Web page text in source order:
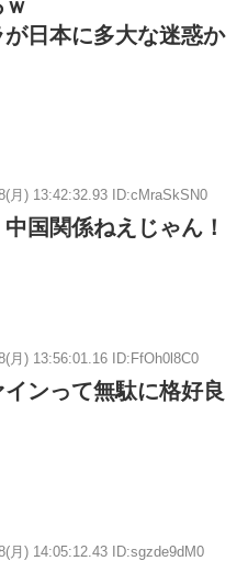
日本に多大な迷惑か
月) 13:42:32.93 ID:cMraSkSN0
国関係ねえじゃん！
月) 13:56:01.16 ID:FfOh0l8C0
ンって無駄に格好良
月) 14:05:12.43 ID:sgzde9dM0